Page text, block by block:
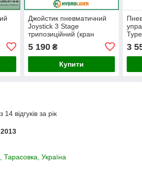
Джойстик пневматичний
Joystick 3 Stage
трипозиційний (кран
підйому кузова) Hipomak
5 190₴
Купити
3
відгуків за рік
Тарасовка, Україна